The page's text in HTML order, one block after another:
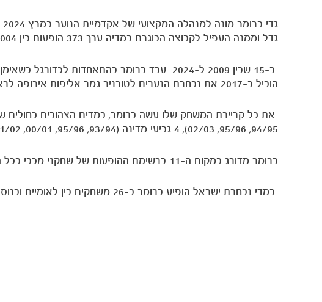
גדל וממנה העפיל לקבוצה הבוגרת במדיה ערך 373 הופעות בין 1991-2004
הוביל ב-2017 את נבחרת הנערים לטורניר גמר אליפות אירופה לראשונה מזה 13 שנים
94/95, 95/96, 02/03), 4 גביעי מדינה (93/94, 95/96, 00/01, 01/02), ו-2 גביעי טוטו
ברומר מדורג במקום ה-11 ברשימת ההופעות של שחקני מכבי בכל הזמנים
במדי נבחרת ישראל הופיע ברומר ב-26 משחקים בין לאומיים ובנוסף הדריך את הנבחרת כמאמן זמני ב-2 משחקי ידידות